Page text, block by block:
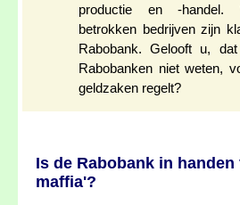
productie en -
betrokken bedrijven zijn
Rabobank. Gelooft u,
Rabobanken niet weten,
geldzaken regelt?
Is de Rabobank in handen
maffia'?